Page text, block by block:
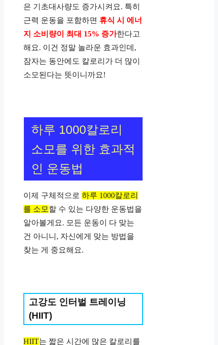
은 기초대사량도 증가시켜요. 특히
근력 운동을 포함하면 휴식 시 에너
지 소비량이 최대 15% 증가한다고
해요. 이건 정말 놀라운 효과인데,
잠자는 동안에도 칼로리가 더 많이
소모된다는 뜻이니까요!
하루 1000칼로리
소모를 위한 효과적
인 운동법
이제 구체적으로 하루 1000칼로리
를 소모 할 수 있는 다양한 운동법을
알아볼게요. 모든 운동이 다 맞는
건 아니니, 자신에게 맞는 방법을
찾는 게 중요해요.
고강도 인터벌 트레이닝
(HIIT)
HIIT는 짧은 시간에 많은 칼로리를